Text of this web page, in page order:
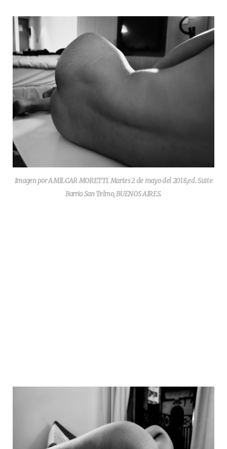
Imagen por AMILCAR MORETTI. Martes 2 de mayo del 2018,ed. Suite
Barrio San Telmo, BUENOS AIRES.